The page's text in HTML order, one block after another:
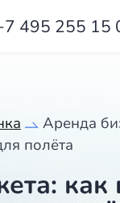
495 255 15
Аренда
полёта
как